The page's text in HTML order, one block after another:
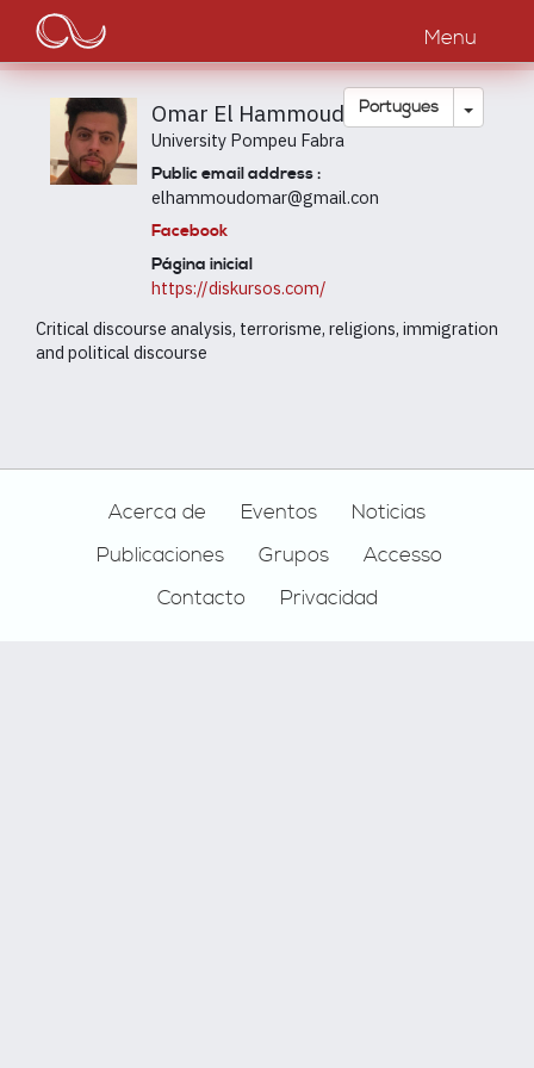
Passar
o
conteúdo
Main
navigation
Menu
Português Toggle
Omar El Hammoud
University Pompeu Fabra
Public email address :
elhammoudomar@gmail.con
Facebook
Página inicial
https://diskursos.com/
Critical discourse analysis, terrorisme, religions, immigration
and political discourse
Acerca de Eventos
Noticias
Publicaciones
Grupos
Accesso
Contacto
Privacidad